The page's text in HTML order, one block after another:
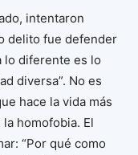
intentaron
delito fue defender
lo diferente es lo
diversa”. No es
hace la vida más
homofobia. El
“Por qué como